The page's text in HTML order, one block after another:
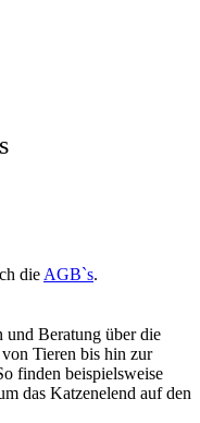
die AGB`s.
Beratung über die
Tieren bis hin zur
finden beispielsweise
das Katzenelend auf den